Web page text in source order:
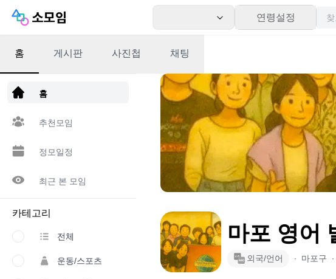
연령설정
앱 다운로드
홈
추천모임
정모일정
최근 본 모임
카테고리
전체
운동/스포츠
홈 게시판 사진첩 채팅
마포 영어
외국/언어 ∙ 마포구 ∙